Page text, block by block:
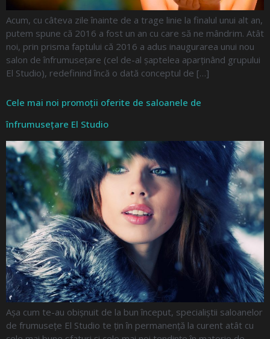
Acum, cu câteva zile înainte de a trage linie la finalul unui alt an,
putem spune că 2016 a fost un an cu care să ne mândrim. Atât
noi, prin prisma faptului că 2016 a adus inaugurarea unui nou
salon de înfrumusețare (cel de-al șaptelea aparținând grupului
El Studio), redefinind încă o dată conceptul de […]
Cele mai noi promoții oferite de saloanele de
înfrumusețare El Studio
Așa cum te-au obișnuit de la bun început, specialiștii saloanelor
de frumusețe El Studio te țin în permanență la curent atât cu